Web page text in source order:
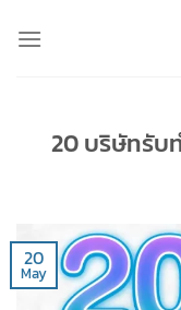
20 บริษัทรับท
20
May